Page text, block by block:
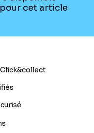
cet article